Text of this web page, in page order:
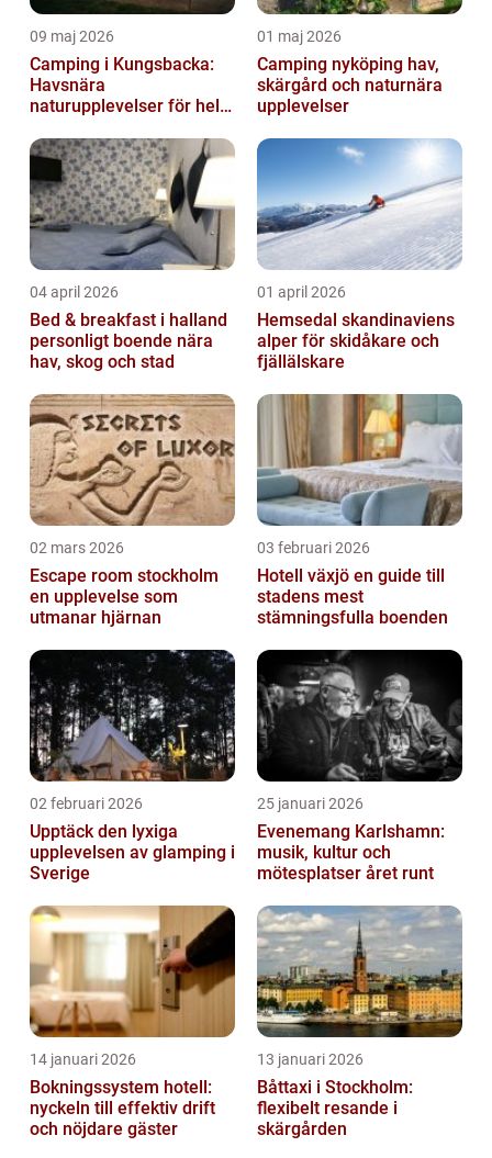
09 maj 2026
Camping i Kungsbacka:
Havsnära
naturupplevelser för hela
01 maj 2026
Camping nyköping hav,
skärgård och naturnära
upplevelser
04 april 2026
Bed & breakfast i halland
personligt boende nära
hav, skog och stad
01 april 2026
Hemsedal skandinaviens
alper för skidåkare och
fjällälskare
02 mars 2026
Escape room stockholm
en upplevelse som
utmanar hjärnan
03 februari 2026
Hotell växjö en guide till
stadens mest
stämningsfulla boenden
02 februari 2026
Upptäck den lyxiga
upplevelsen av glamping i
Sverige
25 januari 2026
Evenemang Karlshamn:
musik, kultur och
mötesplatser året runt
14 januari 2026
Bokningssystem hotell:
nyckeln till effektiv drift
och nöjdare gäster
13 januari 2026
Båttaxi i Stockholm:
flexibelt resande i
skärgården